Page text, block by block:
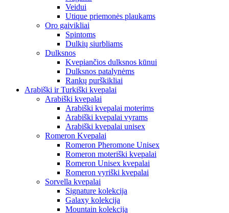
Veidui
Utique priemonės plaukams
Oro gaivikliai
Spintoms
Dulkių siurbliams
Dulksnos
Kvepiančios dulksnos kūnui
Dulksnos patalynėms
Rankų purškikliai
Arabiški ir Turkiški kvepalai
Arabiški kvepalai
Arabiški kvepalai moterims
Arabiški kvepalai vyrams
Arabiški kvepalai unisex
Romeron Kvepalai
Romeron Pheromone Unisex
Romeron moteriški kvepalai
Romeron Unisex kvepalai
Romeron vyriški kvepalai
Sorvella kvepalai
Signature kolekcija
Galaxy kolekcija
Mountain kolekcija